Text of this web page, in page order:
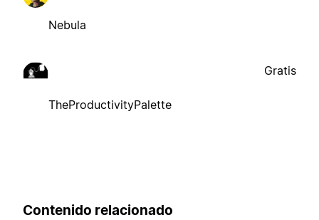
Nebula
TheProductivityPalette
Gratis
Contenido relacionado